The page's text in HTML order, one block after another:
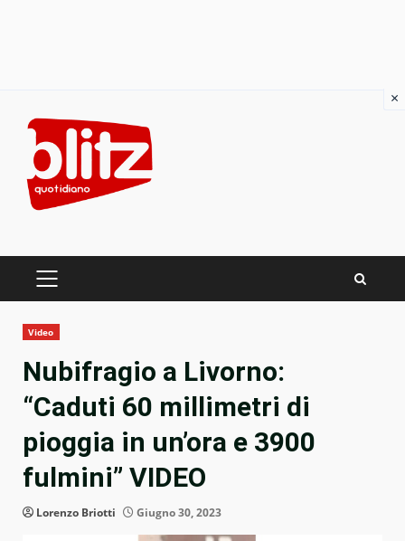
content
PRIMARY
Video
Nubifragio a Livorno:
“Caduti 60 millimetri di
pioggia in un’ora e 3900
fulmini” VIDEO
Lorenzo Briotti Giugno 30, 2023
×